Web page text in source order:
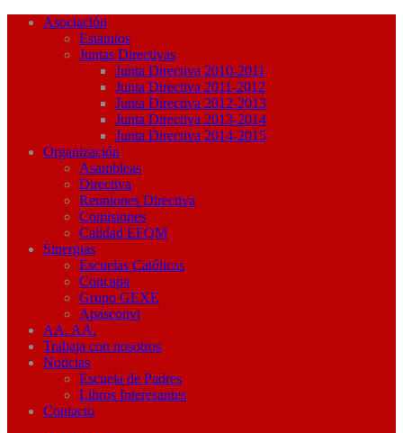
Asociación
Estatutos
Juntas Directivas
Junta Directiva 2010-2011
Junta Directiva 2011-2012
Junta Directiva 2012-2013
Junta Directiva 2013-2014
Junta Directiva 2014-2015
Organización
Asambleas
Directiva
Reuniones Directiva
Comisiones
Calidad EFQM
Sinergias
Escuelas Católicas
Concapa
Grupo GEXE
Apasconvi
AA. AA.
Trabaja con nosotros
Noticias
Escuela de Padres
Libros Interesantes
Contacto